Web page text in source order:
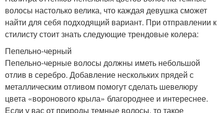
волосы настолько велика, что каждая девушка сможет
найти для себя подходящий вариант. При отправлении к
стилисту стоит знать следующие трендовые колера:
Пепельно-черный
Пепельно-черные волосы должны иметь небольшой
отлив в серебро. Добавление нескольких прядей с
металлическим отливом помогут сделать шевелюру
цвета «воронового крыла» благороднее и интереснее.
Если у вас от природы темные волосы, то такое